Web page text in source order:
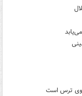
روی ترس است